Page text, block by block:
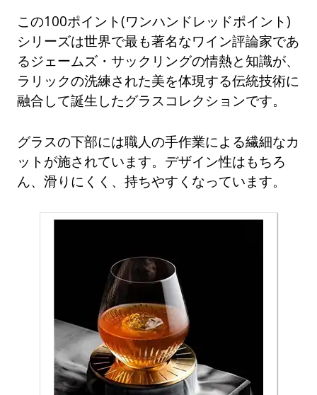
この100ポイント(ワンハンドレッドポイント)
シリーズは世界で最も著名なワイン評論家であ
るジェームズ・サックリングの情熱と知識が、
ラリックの洗練された美を体現する伝統技術に
融合して誕生したグラスコレクションです。
グラスの下部には職人の手作業による繊細なカ
ットが施されています。デザイン性はもちろ
ん、滑りにくく、持ちやすくなっています。